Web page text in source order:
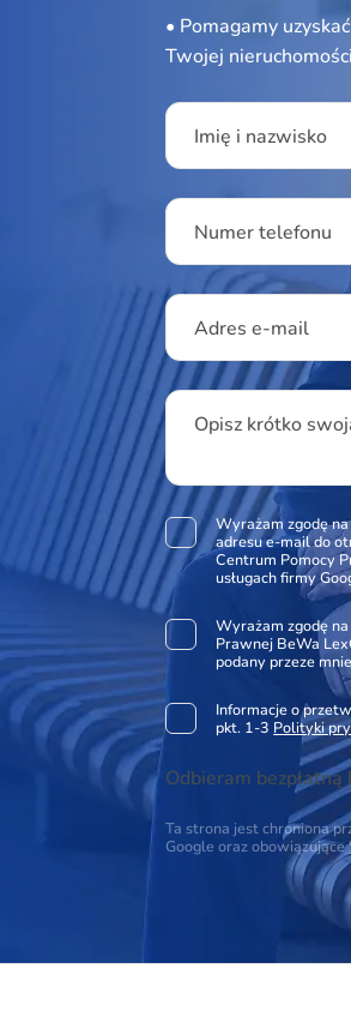
• Pomagamy
Twojej nieruchomości
Please leave this
Imię i nazwisko
Numer telefonu
Adres e-mail
Opisz krótko
Wyrażam zgodę
adresu e-mail do
Centrum Pomocy
usługach firmy
Wyrażam zgodę
Prawnej BeWa
podany przeze
Informacje o
pkt. 1-3 Polityki
Odbieram
Ta strona jest chroniona
Google oraz obowiązujące